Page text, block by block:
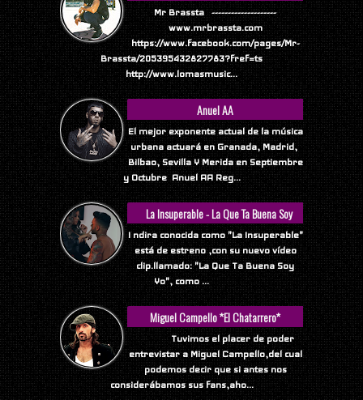
Mr Brassta --------------------
www.mrbrassta.com
https://www.facebook.com/pages/Mr-
Brassta/205395432827783?fref=ts
http://www.lomasmusic...
Anuel AA
El mejor exponente actual de la música
urbana actuará en Granada, Madrid,
Bilbao, Sevilla Y Merida en Septiembre
y Octubre Anuel AA Reg...
La Insuperable - La Que Ta Buena Soy
Yo
I ndira conocida como "La Insuperable"
está de estreno ,con su nuevo vídeo
clip.llamado: "La Que Ta Buena Soy
Yo", como ...
Miguel Campello *El Chatarrero*
Tuvimos el placer de poder
entrevistar a Miguel Campello,del cual
podemos decir que si antes nos
considerábamos sus fans,aho...